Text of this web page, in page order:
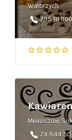
Wałbrzych
795 111 900
Mieroszów,
74 844